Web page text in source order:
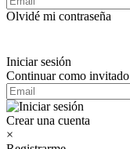
Olvidé mi contraseña
Iniciar sesión
Continuar como invitado
Crear una cuenta
×